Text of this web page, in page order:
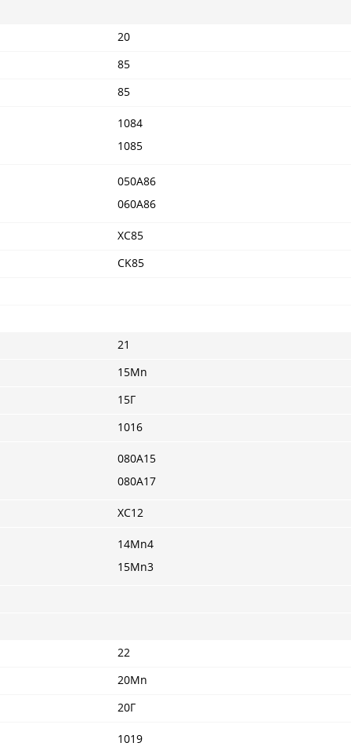
20
85
85
1084
1085
050A86
060A86
XC85
CK85
21
15Mn
15Г
1016
080A15
080A17
XC12
14Mn4
15Mn3
22
20Mn
20Г
1019